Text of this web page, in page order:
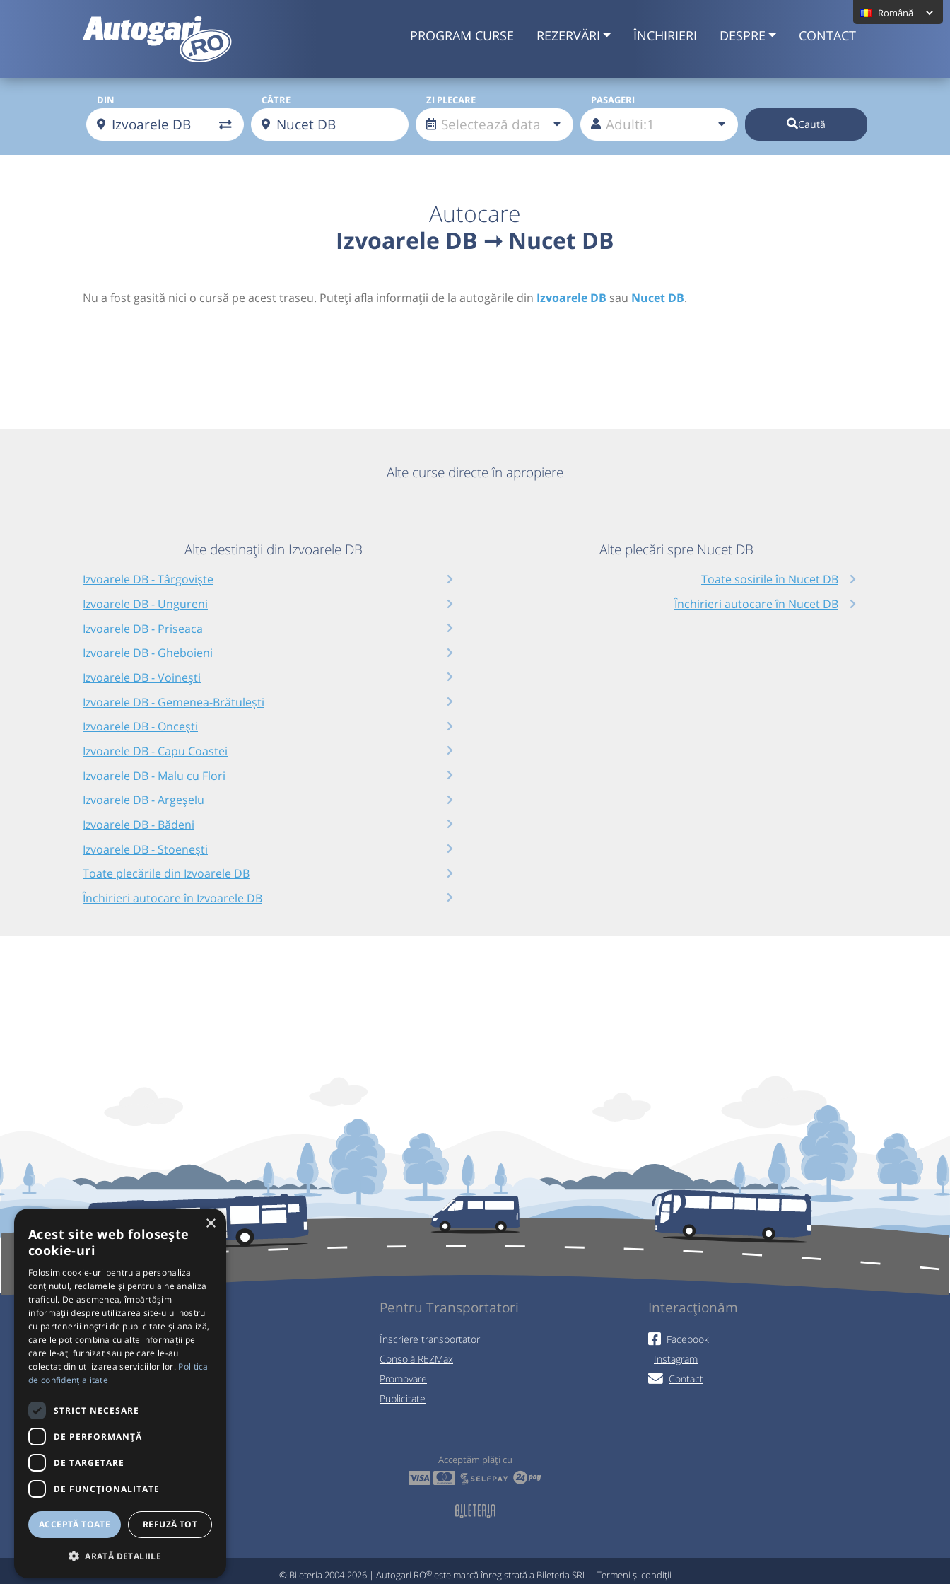
PROGRAM CURSE REZERVĂRI ÎNCHIRIERI DESPRE CONTACT
DIN CĂTRE ZI PLECARE PASAGERI
Caută
Autocare
Izvoarele DB ➞ Nucet DB
Nu a fost gasită nici o cursă pe acest traseu. Puteți afla informații de la autogările din Izvoarele DB sau Nucet DB.
Alte curse directe în apropiere
Alte destinații din Izvoarele DB
Izvoarele DB - Târgoviște
Izvoarele DB - Ungureni
Izvoarele DB - Priseaca
Izvoarele DB - Gheboieni
Izvoarele DB - Voinești
Izvoarele DB - Gemenea-Brătulești
Izvoarele DB - Oncești
Izvoarele DB - Capu Coastei
Izvoarele DB - Malu cu Flori
Izvoarele DB - Argeșelu
Izvoarele DB - Bădeni
Izvoarele DB - Stoenești
Toate plecările din Izvoarele DB
Închirieri autocare în Izvoarele DB
Alte plecări spre Nucet DB
Toate sosirile în Nucet DB
Închirieri autocare în Nucet DB
Pentru Călători
Curse autobuz
Plecări/Sosiri
Setări de cookie-uri
Pentru Transportatori
Înscriere transportator
Consolă REZMax
Promovare
Publicitate
Interacționăm
Facebook
Instagram
Contact
Acceptăm plăți cu
© Bileteria 2004-2026 | Autogari.RO®este marcă înregistrată a Bileteria SRL | Termeni și condiții
×
Acest site web folosește
cookie-uri
Folosim cookie-uri pentru a personaliza
conținutul, reclamele și pentru a ne analiza
traficul. De asemenea, împărtășim
informații despre utilizarea site-ului nostru
cu partenerii noștri de publicitate și analiză,
care le pot combina cu alte informații pe
care le-ați furnizat sau pe care le-au
colectat din utilizarea serviciilor lor. Politica
de confidențialitate
STRICT NECESARE
DE PERFORMANȚĂ
DE TARGETARE
DE FUNCŢIONALITATE
ACCEPTĂ TOATE REFUZĂ TOT
ARATĂ DETALIILE